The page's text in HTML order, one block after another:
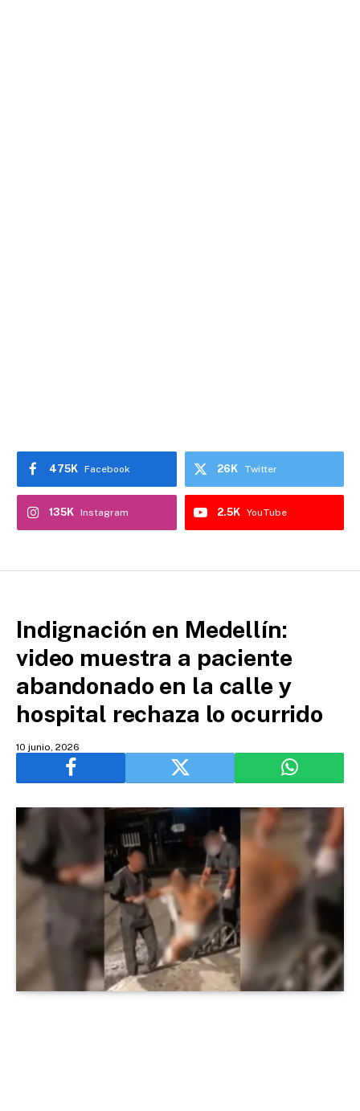
Facebook
475K Twitter
26K
Instagram
135K YouTube
2.5K
Indignación en Medellín:
video muestra a paciente
abandonado en la calle y
hospital rechaza lo ocurrido
10 junio, 2026